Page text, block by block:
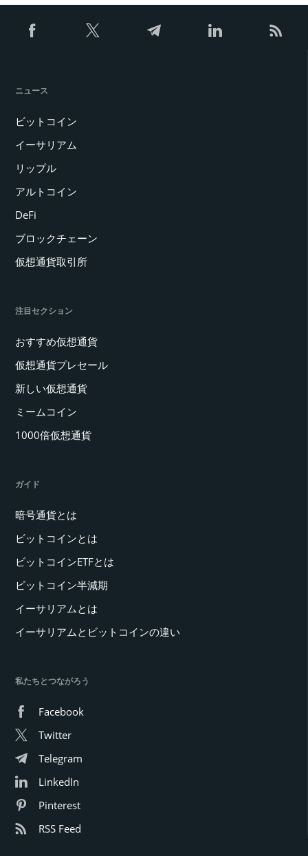
ニュース
ビットコイン
イーサリアム
リップル
アルトコイン
DeFi
ブロックチェーン
仮想通貨取引所
注目セクション
おすすめ仮想通貨
仮想通貨プレセール
新しい仮想通貨
ミームコイン
1000倍仮想通貨
ガイド
暗号通貨とは
ビットコインとは
ビットコインETFとは
ビットコイン半減期
イーサリアムとは
イーサリアムとビットコインの違い
私たちとつながろう
Facebook
Twitter
Telegram
LinkedIn
Pinterest
RSS Feed